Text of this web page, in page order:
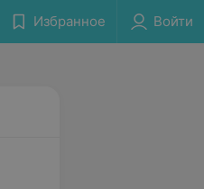
Избранное Войти